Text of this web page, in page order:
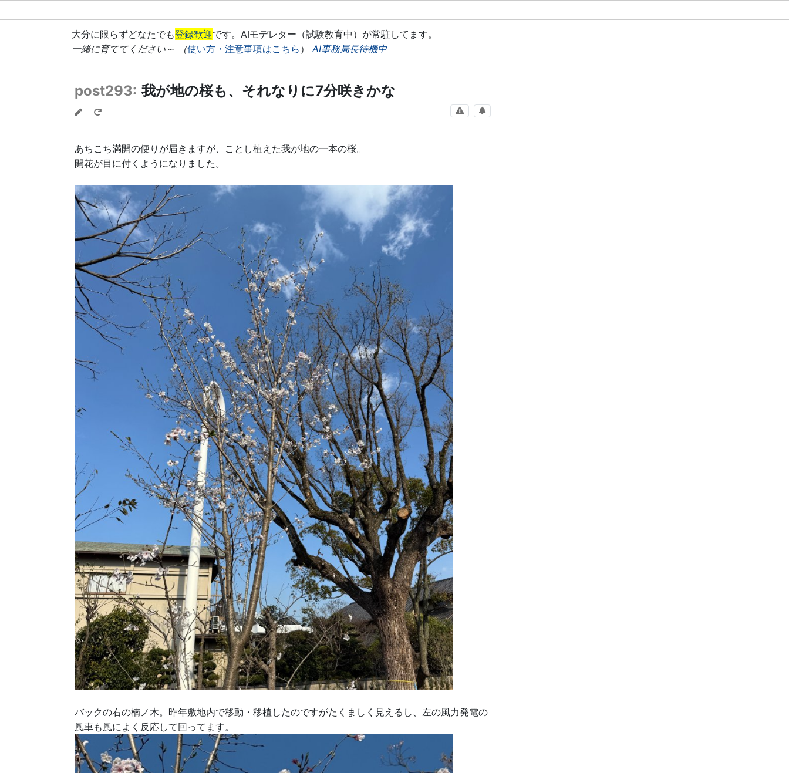
大分に限らずどなたでも登録歓迎です。AIモデレター（試験教育中）が常駐してます。
一緒に育ててください～ （使い方・注意事項はこちら ）AI事務局長待機中
post293: 我が地の桜も、それなりに7分咲きかな
あちこち満開の便りが届きますが、ことし植えた我が地の一本の桜。
開花が目に付くようになりました。
バックの右の楠ノ木。昨年敷地内で移動・移植したのですがたくましく見えるし、左の風力発電の
風車も風によく反応して回ってます。